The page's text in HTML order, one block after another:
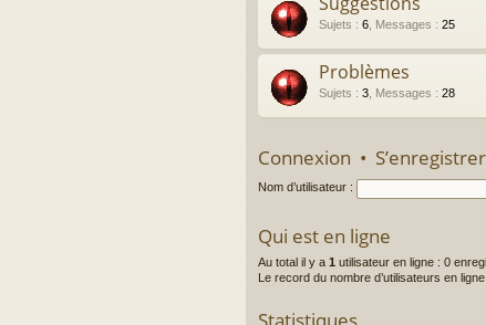
Sujets : 6 Messages : 25
Problèmes
Sujets : 3 Messages : 28
Connexion • S’enregistrer
Nom d’utilisateur :
Qui est en ligne
Au total il y a 1 utilisateur en ligne : 0
Le record du nombre d’utilisateurs en